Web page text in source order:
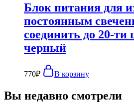
Блок питания для
постоянным
соединить до 20-ти
черный
770₽ В корзину
Вы недавно смотрели